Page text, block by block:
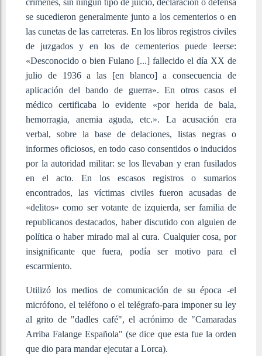
crímenes, sin ningún tipo de juicio, declaración o defensa
se sucedieron generalmente junto a los cementerios o en
las cunetas de las carreteras. En los libros registros civiles
de juzgados y en los de cementerios puede leerse:
«Desconocido o bien Fulano [...] fallecido el día XX de
julio de 1936 a las [en blanco] a consecuencia de
aplicación del bando de guerra». En otros casos el
médico certificaba lo evidente «por herida de bala,
hemorragia, anemia aguda, etc.». La acusación era
verbal, sobre la base de delaciones, listas negras o
informes oficiosos, en todo caso consentidos o inducidos
por la autoridad militar: se los llevaban y eran fusilados
en el acto. En los escasos registros o sumarios
encontrados, las víctimas civiles fueron acusadas de
«delitos» como ser votante de izquierda, ser familia de
republicanos destacados, haber discutido con alguien de
política o haber mirado mal al cura. Cualquier cosa, por
insignificante que fuera, podía ser motivo para el
escarmiento.
Utilizó los medios de comunicación de su época -el
micrófono, el teléfono o el telégrafo-para imponer su ley
al grito de "dadles café", el acrónimo de "Camaradas
Arriba Falange Española" (se dice que esta fue la orden
que dio para mandar ejecutar a Lorca).